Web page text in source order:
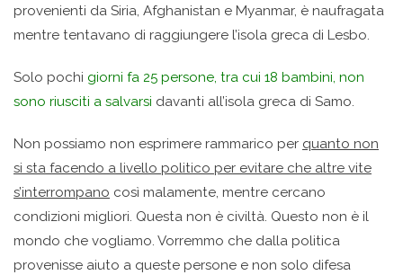
provenienti da Siria, Afghanistan e Myanmar, è naufragata
mentre tentavano di raggiungere l’isola greca di Lesbo.
Solo pochi giorni fa 25 persone, tra cui 18 bambini, non
sono riusciti a salvarsi davanti all’isola greca di Samo.
Non possiamo non esprimere rammarico per quanto non
si sta facendo a livello politico per evitare che altre vite
s’interrompano così malamente, mentre cercano
condizioni migliori. Questa non è civiltà. Questo non è il
mondo che vogliamo. Vorremmo che dalla politica
provenisse aiuto a queste persone e non solo difesa